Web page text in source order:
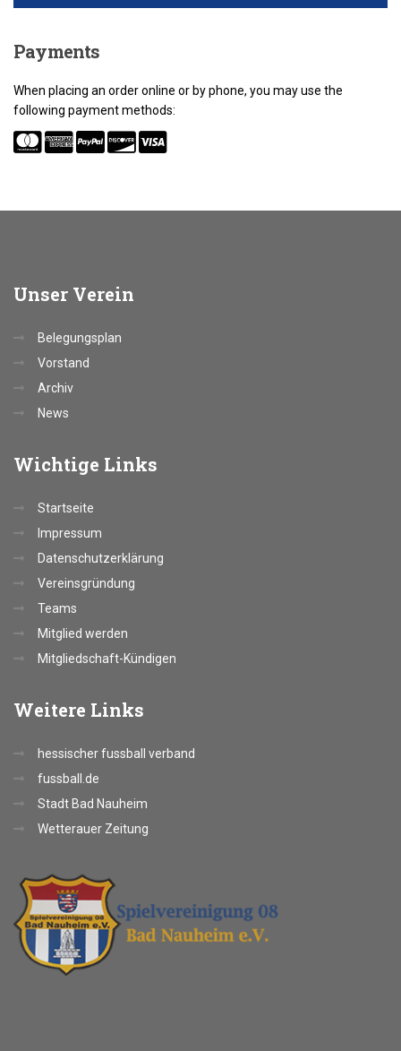
Payments
When placing an order online or by phone, you may use the
following payment methods:
Unser Verein
Belegungsplan
Vorstand
Archiv
News
Wichtige Links
Startseite
Impressum
Datenschutzerklärung
Vereinsgründung
Teams
Mitglied werden
Mitgliedschaft-Kündigen
Weitere Links
hessischer fussball verband
fussball.de
Stadt Bad Nauheim
Wetterauer Zeitung